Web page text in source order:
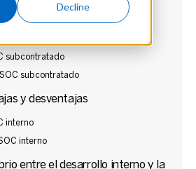
Decline
creación interna de un SOC
subcontratado
subcontratado
y desventajas
interno
interno
entre el desarrollo interno y la